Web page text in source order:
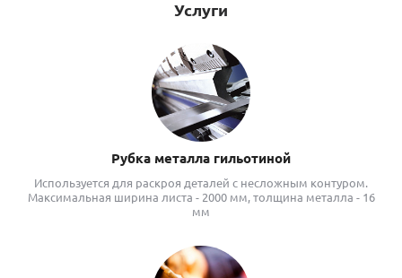
Услуги
Рубка металла гильотиной
Используется для раскроя деталей с несложным контуром.
Максимальная ширина листа - 2000 мм, толщина металла - 16
мм